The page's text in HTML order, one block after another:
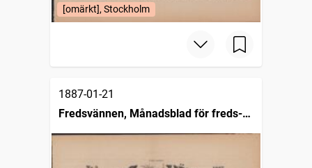
[omärkt], Stockholm
1887-01-21
Fredsvännen, Månadsblad för freds-
och skiljedomsföreningen i Sverige